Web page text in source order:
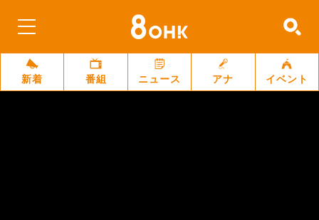
新着 番組 ニュース アナ イベント